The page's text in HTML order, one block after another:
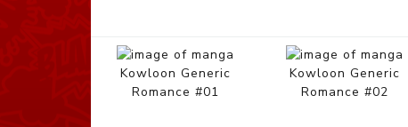
Kowloon Generic
Romance #01
Kowloon Generic
Romance #02